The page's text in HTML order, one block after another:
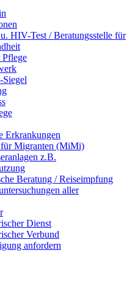
HIV-Test / Beratungsstelle für
Erkrankungen
Migranten (MiMi)
z.B.
Beratung / Reiseimpfung
aller
Dienst
Verbund
anfordern